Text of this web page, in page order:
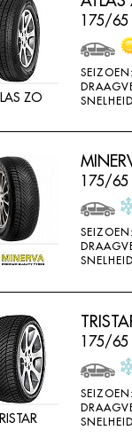
ZO
175/65
175/65
175/65